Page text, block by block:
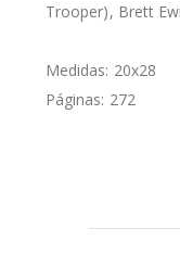
Trooper), Brett
Medidas: 20x28
Páginas: 272